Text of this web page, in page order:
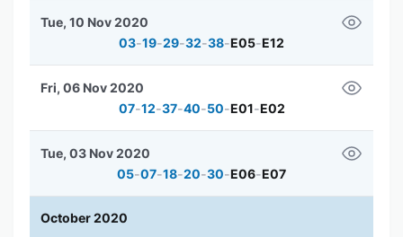
03-19-29-32-38-E05-E12
Tue, 10 Nov 2020
07-12-37-40-50-E01-E02
Fri, 06 Nov 2020
05-07-18-20-30-E06-E07
Tue, 03 Nov 2020
October 2020